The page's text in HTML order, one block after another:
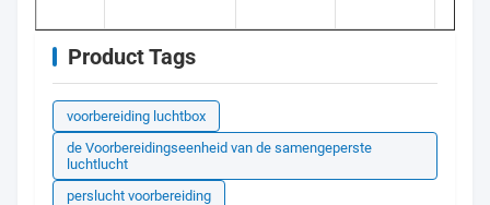
Product Tags
voorbereiding luchtbox
de Voorbereidingseenheid van de samengeperste
luchtlucht
perslucht voorbereiding